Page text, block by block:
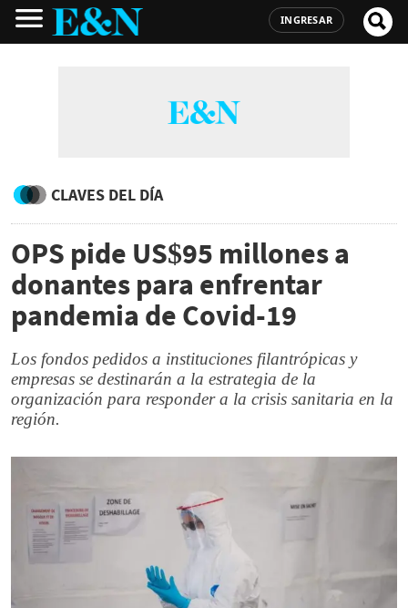
INGRESAR
CLAVES DEL DÍA
OPS pide US$95 millones a
donantes para enfrentar
pandemia de Covid-19
Los fondos pedidos a instituciones filantrópicas y
empresas se destinarán a la estrategia de la
organización para responder a la crisis sanitaria en la
región.